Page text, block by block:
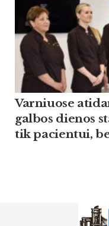
Var­niuo­se
gal­bos die­nos
tik pa­cien­tui,